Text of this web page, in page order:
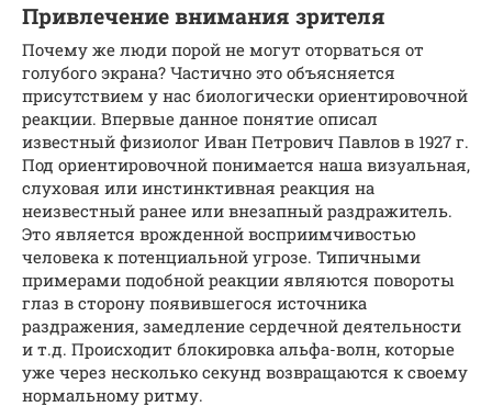
Привлечение внимания зрителя
Почему же люди порой не могут оторваться от
голубого экрана? Частично это объясняется
присутствием у нас биологически ориентировочной
реакции. Впервые данное понятие описал
известный физиолог Иван Петрович Павлов в 1927 г.
Под ориентировочной понимается наша визуальная,
слуховая или инстинктивная реакция на
неизвестный ранее или внезапный раздражитель.
Это является врожденной восприимчивостью
человека к потенциальной угрозе. Типичными
примерами подобной реакции являются повороты
глаз в сторону появившегося источника
раздражения, замедление сердечной деятельности
и т.д. Происходит блокировка альфа-волн, которые
уже через несколько секунд возвращаются к своему
нормальному ритму.